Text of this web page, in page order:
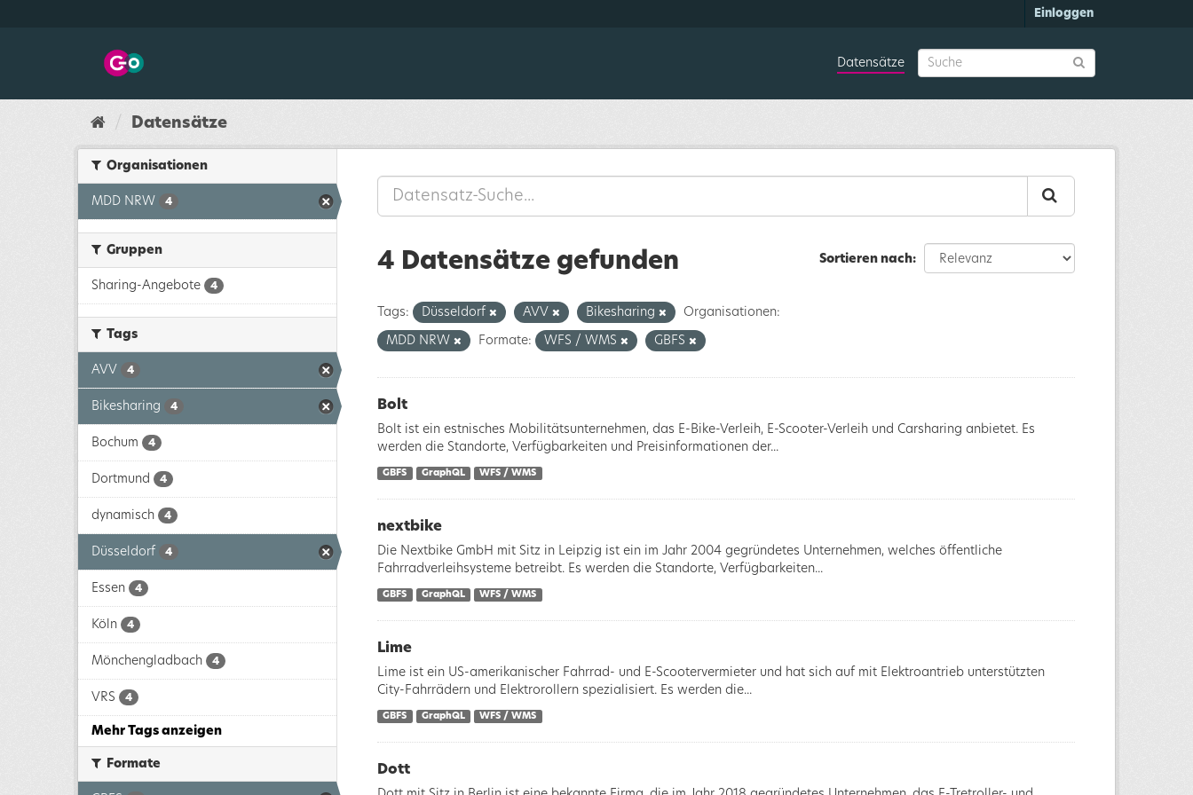
Einloggen
Datensätze
Datensätze
Organisationen
MDD NRW 4
Gruppen
Sharing-Angebote 4
Tags
AVV 4
Bikesharing 4
Bochum 4
Dortmund 4
dynamisch 4
Düsseldorf 4
Essen 4
Köln 4
Mönchengladbach 4
VRS 4
Mehr Tags anzeigen
Formate
Sortieren nach
4 Datensätze gefunden
Tags: Düsseldorf AVV Bikesharing Organisationen:
MDD NRW Formate: WFS / WMS GBFS
Bolt
Bolt ist ein estnisches Mobilitätsunternehmen, das E-Bike-Verleih, E-Scooter-Verleih und Carsharing anbietet. Es
werden die Standorte, Verfügbarkeiten und Preisinformationen der...
GBFS GraphQL WFS / WMS
nextbike
Die Nextbike GmbH mit Sitz in Leipzig ist ein im Jahr 2004 gegründetes Unternehmen, welches öffentliche
Fahrradverleihsysteme betreibt. Es werden die Standorte, Verfügbarkeiten...
GBFS GraphQL WFS / WMS
Lime
Lime ist ein US-amerikanischer Fahrrad- und E-Scootervermieter und hat sich auf mit Elektroantrieb unterstützten
City-Fahrrädern und Elektrorollern spezialisiert. Es werden die...
GBFS GraphQL WFS / WMS
Dott